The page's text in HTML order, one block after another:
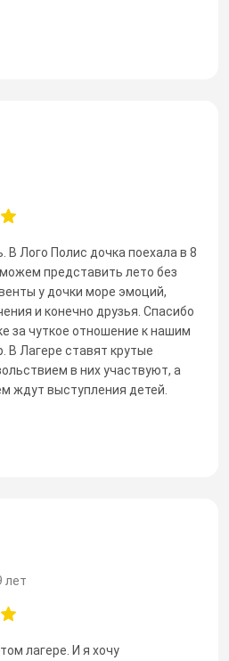
В Лого Полис дочка поехала в 8
представить лето без
у дочки море эмоций,
и конечно друзья. Спасибо
за чуткое отношение к нашим
В Лагере ставят крутые
в них участвуют, а
ждут выступления детей.
лет
лагере. И я хочу